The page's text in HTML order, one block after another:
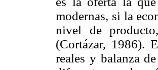
modernas, si la
nivel de
(Cortázar, 1986).
reales y balanza